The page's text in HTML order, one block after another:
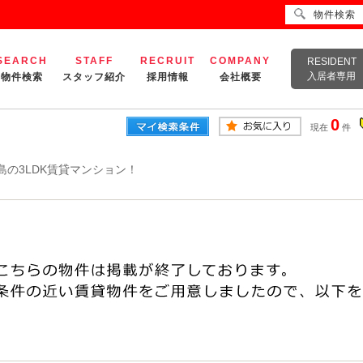
物件検索
STAFF
スタッフ紹介
RECRUIT
採用情報
COMPANY
会社概要
RESIDENT
入居者専用
現在 0 件
の3LDK賃貸マンション！
物件検索